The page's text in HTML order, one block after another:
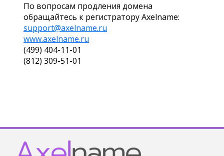
По вопросам продления домена
обращайтесь к регистратору Axelname:
support@axelname.ru
www.axelname.ru
(499) 404-11-01
(812) 309-51-01